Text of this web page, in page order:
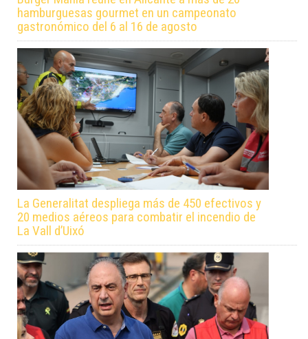
hamburguesas gourmet en un campeonato
gastronómico del 6 al 16 de agosto
La Generalitat despliega más de 450 efectivos y
20 medios aéreos para combatir el incendio de
La Vall d’Uixó